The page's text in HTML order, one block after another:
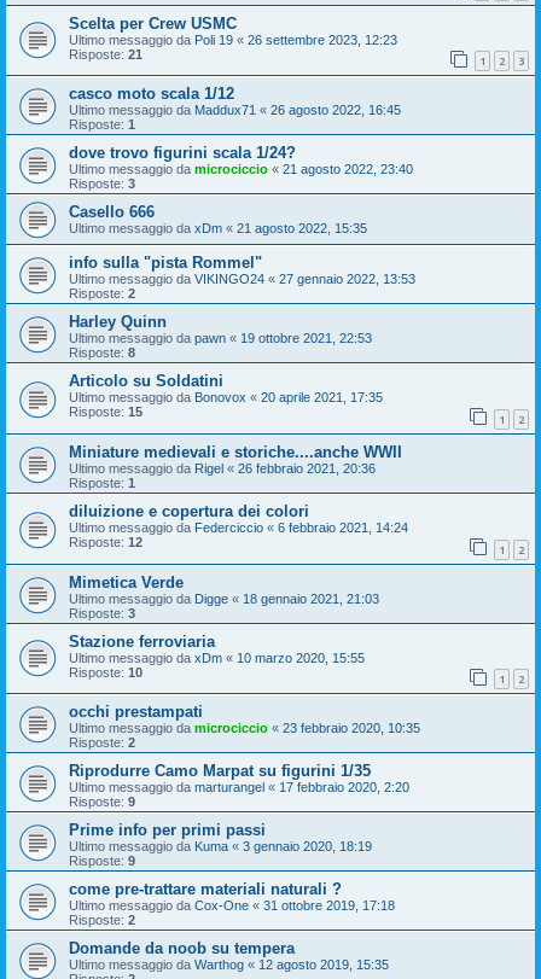
Scelta per Crew USMC
Ultimo messaggio da Poli 19 « 26 settembre 2023, 12:23
Risposte: 21 1 2 3
casco moto scala 1/12
Ultimo messaggio da Maddux71 « 26 agosto 2022, 16:45
Risposte: 1
dove trovo figurini scala 1/24?
Ultimo messaggio da microciccio « 21 agosto 2022, 23:40
Risposte: 3
Casello 666
Ultimo messaggio da xDm « 21 agosto 2022, 15:35
info sulla "pista Rommel"
Ultimo messaggio da VIKINGO24 « 27 gennaio 2022, 13:53
Risposte: 2
Harley Quinn
Ultimo messaggio da pawn « 19 ottobre 2021, 22:53
Risposte: 8
Articolo su Soldatini
Ultimo messaggio da Bonovox « 20 aprile 2021, 17:35
Risposte: 15 1 2
Miniature medievali e storiche....anche WWII
Ultimo messaggio da Rigel « 26 febbraio 2021, 20:36
Risposte: 1
diluizione e copertura dei colori
Ultimo messaggio da Federciccio « 6 febbraio 2021, 14:24
Risposte: 12 1 2
Mimetica Verde
Ultimo messaggio da Digge « 18 gennaio 2021, 21:03
Risposte: 3
Stazione ferroviaria
Ultimo messaggio da xDm « 10 marzo 2020, 15:55
Risposte: 10 1 2
occhi prestampati
Ultimo messaggio da microciccio « 23 febbraio 2020, 10:35
Risposte: 2
Riprodurre Camo Marpat su figurini 1/35
Ultimo messaggio da marturangel « 17 febbraio 2020, 2:20
Risposte: 9
Prime info per primi passi
Ultimo messaggio da Kuma « 3 gennaio 2020, 18:19
Risposte: 9
come pre-trattare materiali naturali ?
Ultimo messaggio da Cox-One « 31 ottobre 2019, 17:18
Risposte: 2
Domande da noob su tempera
Ultimo messaggio da Warthog « 12 agosto 2019, 15:35